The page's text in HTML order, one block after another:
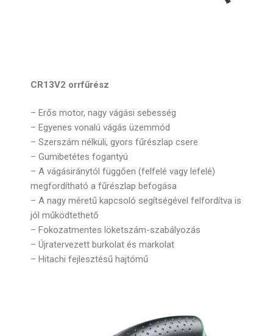
CR13V2 orrfűrész
– Erős motor, nagy vágási sebesség
– Egyenes vonalú vágás üzemmód
– Szerszám nélküli, gyors fűrészlap csere
– Gumibetétes fogantyú
– A vágásiránytól függően (felfelé vagy lefelé)
megfordítható a fűrészlap befogása
– A nagy méretű kapcsoló segítségével felfordítva is
jól működtethető
– Fokozatmentes löketszám-szabályozás
– Újratervezett burkolat és markolat
– Hitachi fejlesztésű hajtómű